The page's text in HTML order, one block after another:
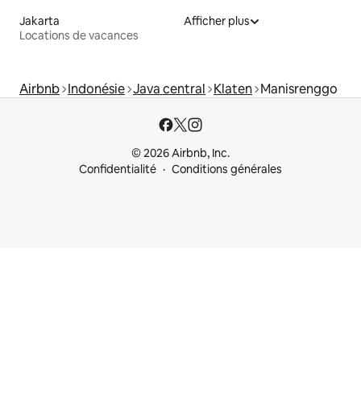
Jakarta
Locations de vacances
Afficher plus
Airbnb Indonésie Java central Klaten Manisrenggo
© 2026 Airbnb, Inc.
Confidentialité
Conditions générales